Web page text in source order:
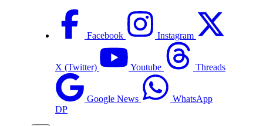
Facebook Instagram
X (Twitter) Youtube Threads
Google News
WhatsApp
DP